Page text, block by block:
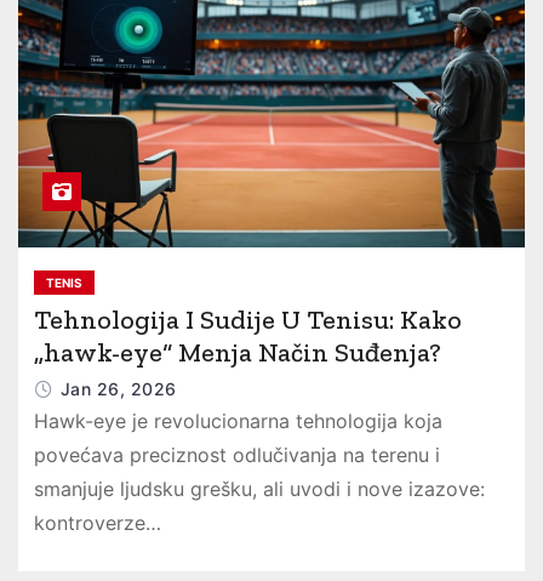
TENIS
Tehnologija I Sudije U Tenisu: Kako
„hawk-eye“ Menja Način Suđenja?
Jan 26, 2026
Hawk-eye je revolucionarna tehnologija koja
povećava preciznost odlučivanja na terenu i
smanjuje ljudsku grešku, ali uvodi i nove izazove:
kontroverze…